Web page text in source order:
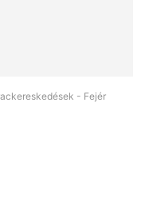
- Fejér